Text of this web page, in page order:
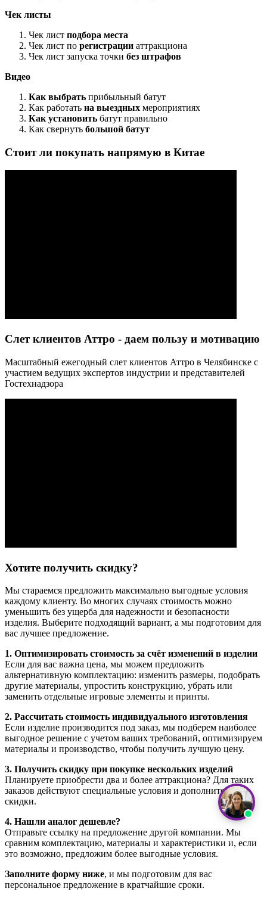
Чек листы
Чек лист подбора места
Чек лист по регистрации аттракциона
Чек лист запуска точки без штрафов
Видео
Как выбрать прибыльный батут
Как работать на выездных мероприятиях
Как установить батут правильно
Как свернуть большой батут
Стоит ли покупать напрямую в Китае
Слет клиентов Аттро - даем пользу и мотивацию
Масштабный ежегодный слет клиентов Аттро в Челябинске с
участием ведущих экспертов индустрии и представителей
Гостехнадзора
Хотите получить скидку?
Мы стараемся предложить максимально выгодные условия
каждому клиенту. Во многих случаях стоимость можно
уменьшить без ущерба для надежности и безопасности
изделия. Выберите подходящий вариант, а мы подготовим для
вас лучшее предложение.
1. Оптимизировать стоимость за счёт изменений в изделии
Если для вас важна цена, мы можем предложить
альтернативную комплектацию: изменить размеры, подобрать
другие материалы, упростить конструкцию, убрать или
заменить отдельные игровые элементы и принты.
2. Рассчитать стоимость индивидуального изготовления
Если изделие производится под заказ, мы подберем наиболее
выгодное решение с учетом ваших требований, оптимизируем
материалы и производство, чтобы получить лучшую цену.
3. Получить скидку при покупке нескольких изделий
Планируете приобрести два и более аттракциона? Для таких
заказов действуют специальные условия и дополнительные
скидки.
4. Нашли аналог дешевле?
Отправьте ссылку на предложение другой компании. Мы
сравним комплектацию, материалы и характеристики и, если
это возможно, предложим более выгодные условия.
Заполните форму ниже, и мы подготовим для вас
персональное предложение в кратчайшие сроки.